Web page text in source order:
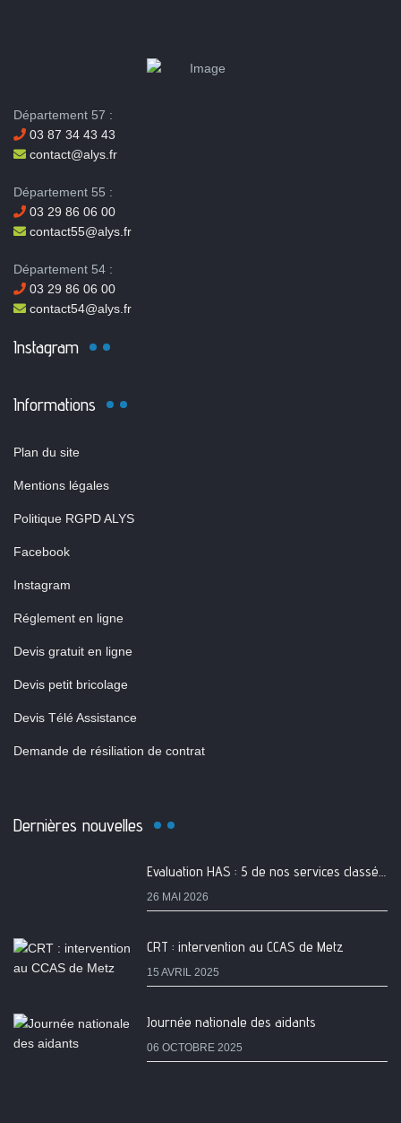
Département 57 :
03 87 34 43 43
contact@alys.fr
Département 55 :
03 29 86 06 00
contact55@alys.fr
Département 54 :
03 29 86 06 00
contact54@alys.fr
Instagram
Informations
Plan du site
Mentions légales
Politique RGPD ALYS
Facebook
Instagram
Réglement en ligne
Devis gratuit en ligne
Devis petit bricolage
Devis Télé Assistance
Demande de résiliation de contrat
Dernières nouvelles
Evaluation HAS : 5 de nos services classés A
26 MAI 2026
CRT : intervention au CCAS de Metz
15 AVRIL 2025
Journée nationale des aidants
06 OCTOBRE 2025